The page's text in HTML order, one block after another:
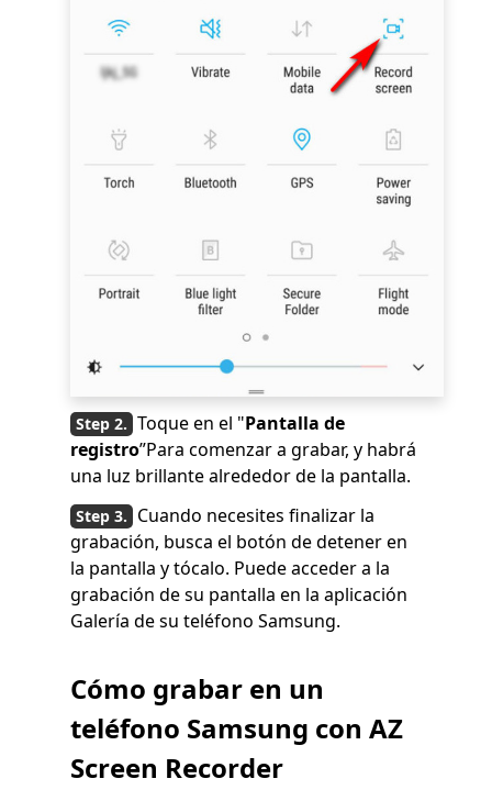
Toque en el "Pantalla de
registro”Para comenzar a grabar, y habrá
una luz brillante alrededor de la pantalla.
Cuando necesites finalizar la
grabación, busca el botón de detener en
la pantalla y tócalo. Puede acceder a la
grabación de su pantalla en la aplicación
Galería de su teléfono Samsung.
Cómo grabar en un
teléfono Samsung con AZ
Screen Recorder